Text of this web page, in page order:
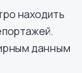
находить
данным